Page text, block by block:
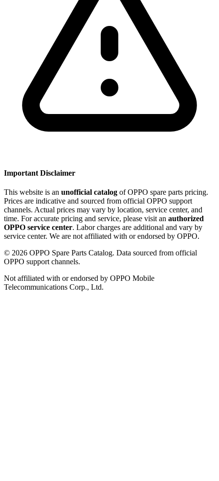
Important Disclaimer
This website is an unofficial catalog of OPPO spare parts pricing.
Prices are indicative and sourced from official OPPO support
channels. Actual prices may vary by location, service center, and
time. For accurate pricing and service, please visit an authorized
OPPO service center. Labor charges are additional and vary by
service center. We are not affiliated with or endorsed by OPPO.
© 2026 OPPO Spare Parts Catalog. Data sourced from official
OPPO support channels.
Not affiliated with or endorsed by OPPO Mobile
Telecommunications Corp., Ltd.